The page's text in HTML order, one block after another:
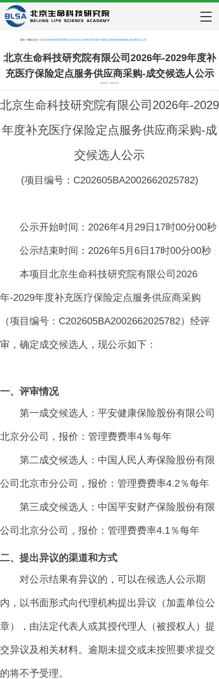
首页 >通知公告 >北京生命科技研究院有限公司2026年-2029年度补充医疗保险定点服务供应商采购-成交候选人公示
北京生命科技研究院有限公司2026年-2029年度补
充医疗保险定点服务供应商采购-成交候选人公示
发布时间：2026-04-29
北京生命科技研究院有限公司 2026年-2029
年度补充医疗保险定点服务供应商采购-成
交候选人公示
(项目编号： C202605BA2002662025782)
公示开始时间： 2026年4月 29日 17时00分00秒
公示结束时间： 2026年5月 6日 17时00分00秒
本项目 北京生命科技研究院有限公司 2026
年-2029年度补充医疗保险定点服务供应商采购
（项目编号： C202605BA2002662025782）经评
审，确定成交候选人，现公示如下：
一、 评审情况
第一成交候选人： 平安健康保险股份有限公司
北京分公司，报价 ： 管理费费率4％每年
第二成交候选人： 中国人民人寿保险股份有限
公司北京市分公司，报价 ： 管理费费率4.2 ％每年
第三成交候选人： 中国平安财产保险股份有限
公司北京分公司，报价 ： 管理费费率4.1 ％每年
二、提出异议的渠道和方式
对公示结果有异议的，可以在候选人公示期
内，以书面形式向代理机构提出异议（加盖单位公
章），由法定代表人或其授代理人（被授权人） 提
交异议及相关材料。逾期未提交或未按照要求提交
的将不予受理。